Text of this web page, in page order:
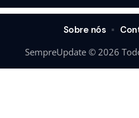
SempreUpdate © 2026
Sobre nós